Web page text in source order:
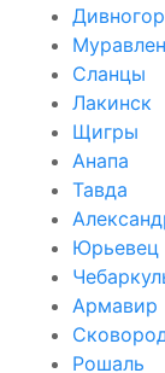
Сланцы
Лакинск
Щигры
Анапа
Тавда
Юрьевец
Армавир
Рошаль